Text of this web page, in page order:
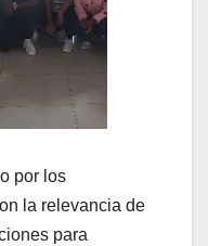
por los
la relevancia de
para